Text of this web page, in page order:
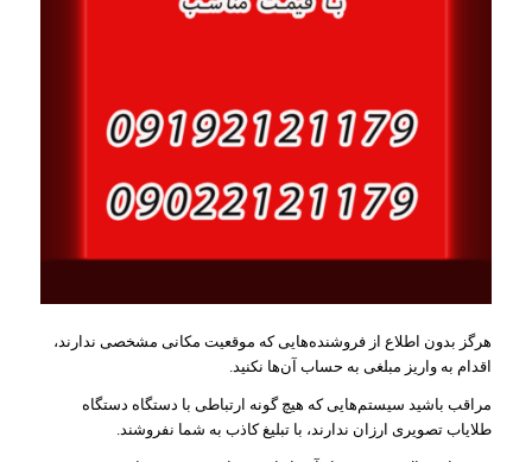
هرگز بدون اطلاع از فروشنده‌هایی که موقعیت مکانی مشخصی ندارند،
اقدام به واریز مبلغی به حساب آن‌ها نکنید.
مراقب باشید سیستم‌هایی که هیچ گونه ارتباطی با دستگاه دستگاه
طلایاب تصویری ارزان ندارند، با تبلیغ کاذب به شما نفروشند.